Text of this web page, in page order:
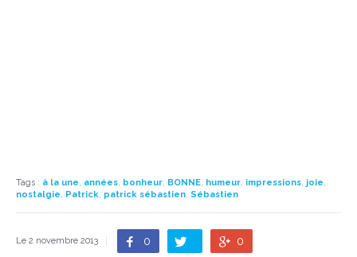
Tags : à la une, années, bonheur, BONNE, humeur, impressions, joie,
nostalgie, Patrick, patrick sébastien, Sébastien
Le 2 novembre 2013 0 0